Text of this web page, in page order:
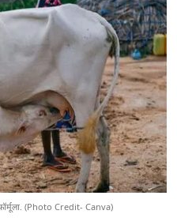
(Photo Credit- Canva)